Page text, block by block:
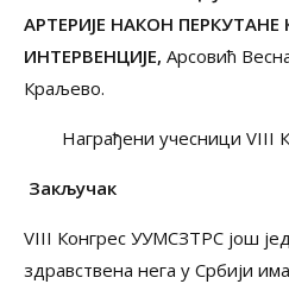
АРТЕРИЈЕ НАКОН
ИНТЕРВЕНЦИЈЕ, Арсовић
Краљево.
Награђени учесници VIII
Закључак
VIII Конгрес УУМСЗТРС још
здравствена нега у Србији